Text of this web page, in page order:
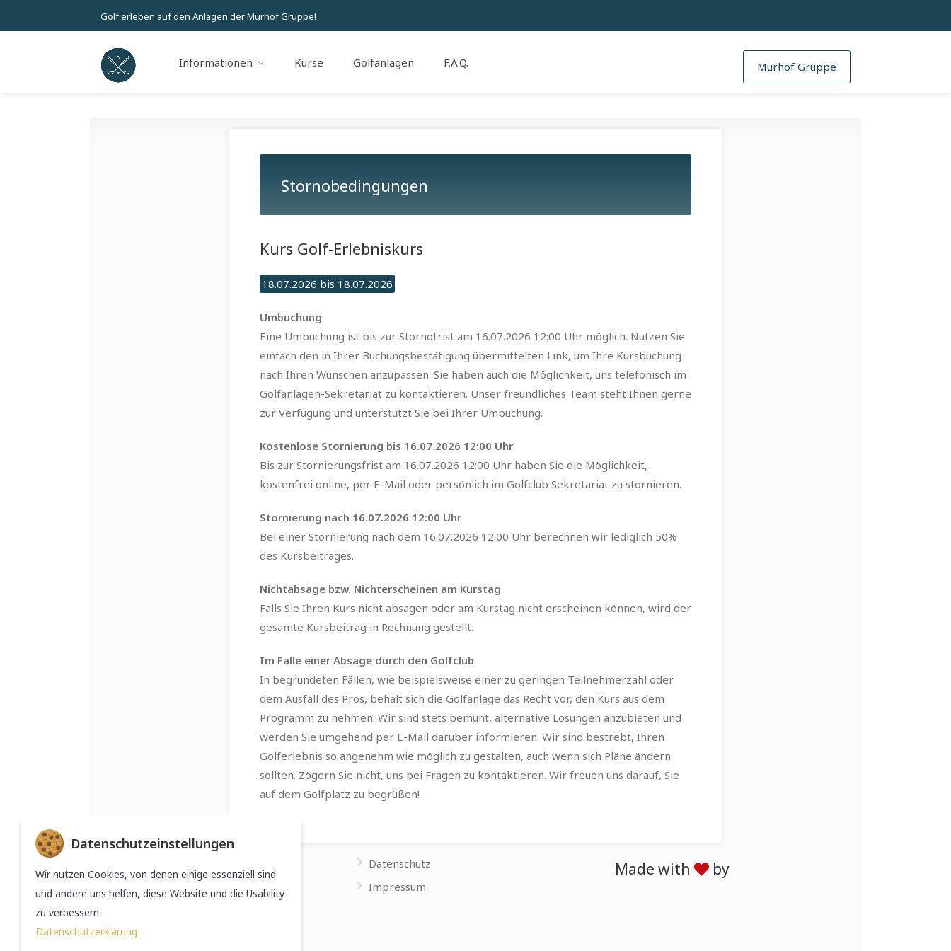
Golf erleben auf den Anlagen der Murhof Gruppe!
Informationen Kurse Golfanlagen F.A.Q. Murhof Gruppe
Stornobedingungen
Kurs Golf-Erlebniskurs
18.07.2026 bis 18.07.2026
Umbuchung
Eine Umbuchung ist bis zur Stornofrist am 16.07.2026 12:00 Uhr möglich. Nutzen Sie
einfach den in Ihrer Buchungsbestätigung übermittelten Link, um Ihre Kursbuchung
nach Ihren Wünschen anzupassen. Sie haben auch die Möglichkeit, uns telefonisch im
Golfanlagen-Sekretariat zu kontaktieren. Unser freundliches Team steht Ihnen gerne
zur Verfügung und unterstützt Sie bei Ihrer Umbuchung.
Kostenlose Stornierung bis 16.07.2026 12:00 Uhr
Bis zur Stornierungsfrist am 16.07.2026 12:00 Uhr haben Sie die Möglichkeit,
kostenfrei online, per E-Mail oder persönlich im Golfclub Sekretariat zu stornieren.
Stornierung nach 16.07.2026 12:00 Uhr
Bei einer Stornierung nach dem 16.07.2026 12:00 Uhr berechnen wir lediglich 50%
des Kursbeitrages.
Nichtabsage bzw. Nichterscheinen am Kurstag
Falls Sie Ihren Kurs nicht absagen oder am Kurstag nicht erscheinen können, wird der
gesamte Kursbeitrag in Rechnung gestellt.
Im Falle einer Absage durch den Golfclub
In begründeten Fällen, wie beispielsweise einer zu geringen Teilnehmerzahl oder
dem Ausfall des Pros, behält sich die Golfanlage das Recht vor, den Kurs aus dem
Programm zu nehmen. Wir sind stets bemüht, alternative Lösungen anzubieten und
werden Sie umgehend per E-Mail darüber informieren. Wir sind bestrebt, Ihren
Golferlebnis so angenehm wie möglich zu gestalten, auch wenn sich Pläne ändern
sollten. Zögern Sie nicht, uns bei Fragen zu kontaktieren. Wir freuen uns darauf, Sie
auf dem Golfplatz zu begrüßen!
Österreichischer Golfverband
Datenschutz
Impressum
Made with by
Datenschutzeinstellungen
Wir nutzen Cookies, von denen einige essenziell sind
und andere uns helfen, diese Website und die Usability
zu verbessern.
Datenschutzerklärung